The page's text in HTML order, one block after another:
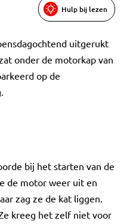
Hulp bij lezen
uitgerukt
onder de motorkap van
op de
bij het starten van de
de motor weer uit en
zag ze de kat liggen.
kreeg het zelf niet voor